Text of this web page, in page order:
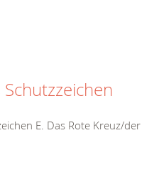
E. Das Rote Kreuz/der